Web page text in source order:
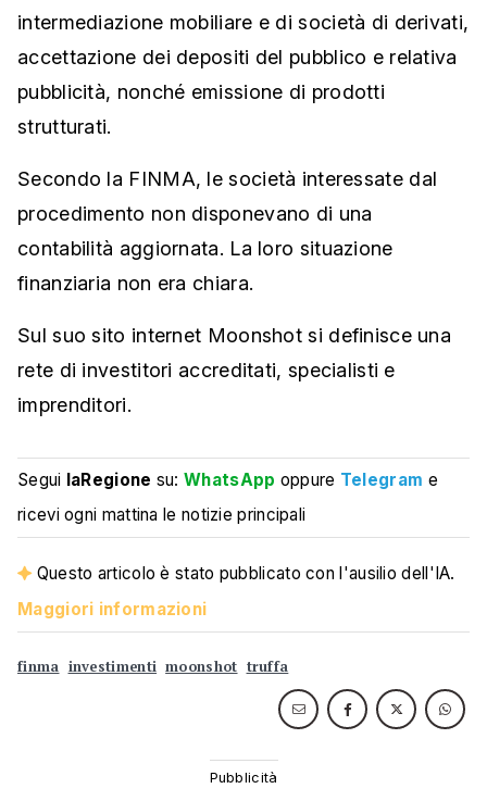
intermediazione mobiliare e di società di derivati,
accettazione dei depositi del pubblico e relativa
pubblicità, nonché emissione di prodotti
strutturati.
Secondo la FINMA, le società interessate dal
procedimento non disponevano di una
contabilità aggiornata. La loro situazione
finanziaria non era chiara.
Sul suo sito internet Moonshot si definisce una
rete di investitori accreditati, specialisti e
imprenditori.
Segui laRegione su:WhatsApp oppure Telegram e
ricevi ogni mattina le notizie principali
Questo articolo è stato pubblicato con l'ausilio dell'IA.
Maggiori informazioni
finma investimenti moonshot truffa